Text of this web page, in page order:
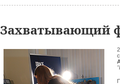
Захватывающий